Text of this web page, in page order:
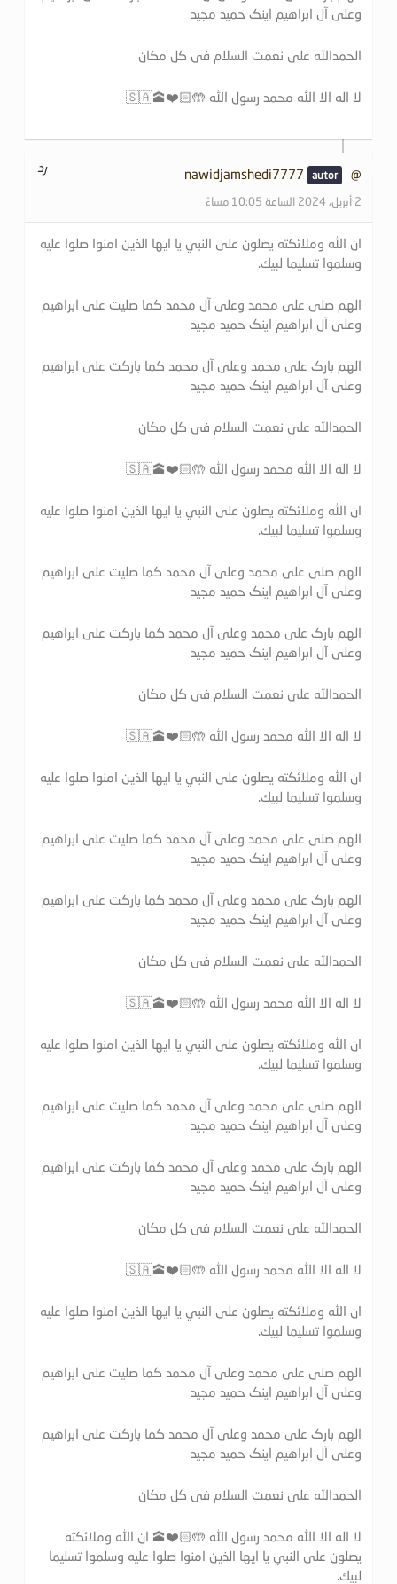
وعلی آل ابراهیم اینک حمید مجید
الحمدالله علی نعمت السلام فی کل مکان
لا اله الا الله محمد رسول الله 🤲🏻❤️🕋🇸🇦
@nawidjamshedi7777
2 أبريل، 2024 الساعة 10:05 مساءً
رد
ان الله وملائكته يصلون على النبي يا ايها الذين امنوا صلوا عليه
وسلموا تسليما لبيك.
الهم صلی علی محمد وعلی آل محمد کما صلیت علی ابراهیم
وعلی آل ابراهیم اینک حمید مجید
الهم بارک علی محمد وعلی آل محمد کما بارکت علی ابراهیم
وعلی آل ابراهیم اینک حمید مجید
الحمدالله علی نعمت السلام فی کل مکان
لا اله الا الله محمد رسول الله 🤲🏻❤️🕋🇸🇦
ان الله وملائكته يصلون على النبي يا ايها الذين امنوا صلوا عليه
وسلموا تسليما لبيك.
الهم صلی علی محمد وعلی آل محمد کما صلیت علی ابراهیم
وعلی آل ابراهیم اینک حمید مجید
الهم بارک علی محمد وعلی آل محمد کما بارکت علی ابراهیم
وعلی آل ابراهیم اینک حمید مجید
الحمدالله علی نعمت السلام فی کل مکان
لا اله الا الله محمد رسول الله 🤲🏻❤️🕋🇸🇦
ان الله وملائكته يصلون على النبي يا ايها الذين امنوا صلوا عليه
وسلموا تسليما لبيك.
الهم صلی علی محمد وعلی آل محمد کما صلیت علی ابراهیم
وعلی آل ابراهیم اینک حمید مجید
الهم بارک علی محمد وعلی آل محمد کما بارکت علی ابراهیم
وعلی آل ابراهیم اینک حمید مجید
الحمدالله علی نعمت السلام فی کل مکان
لا اله الا الله محمد رسول الله 🤲🏻❤️🕋🇸🇦
ان الله وملائكته يصلون على النبي يا ايها الذين امنوا صلوا عليه
وسلموا تسليما لبيك.
الهم صلی علی محمد وعلی آل محمد کما صلیت علی ابراهیم
وعلی آل ابراهیم اینک حمید مجید
الهم بارک علی محمد وعلی آل محمد کما بارکت علی ابراهیم
وعلی آل ابراهیم اینک حمید مجید
الحمدالله علی نعمت السلام فی کل مکان
لا اله الا الله محمد رسول الله 🤲🏻❤️🕋🇸🇦
ان الله وملائكته يصلون على النبي يا ايها الذين امنوا صلوا عليه
وسلموا تسليما لبيك.
الهم صلی علی محمد وعلی آل محمد کما صلیت علی ابراهیم
وعلی آل ابراهیم اینک حمید مجید
الهم بارک علی محمد وعلی آل محمد کما بارکت علی ابراهیم
وعلی آل ابراهیم اینک حمید مجید
الحمدالله علی نعمت السلام فی کل مکان
لا اله الا الله محمد رسول الله 🤲🏻❤️🕋 ان الله وملائكته
يصلون على النبي يا ايها الذين امنوا صلوا عليه وسلموا تسليما
لبيك.